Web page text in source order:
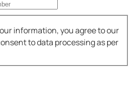
in Pennsylvania